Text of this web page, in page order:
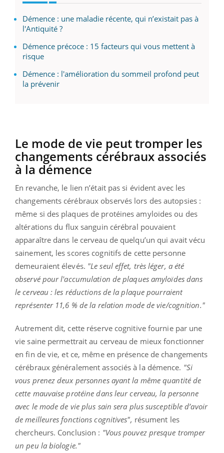
Démence : une maladie récente, qui n’existait pas à
l'Antiquité ?
Démence précoce : 15 facteurs qui vous mettent à
risque
Démence : l'amélioration du sommeil profond peut
la prévenir
Le mode de vie peut tromper les
changements cérébraux associés
à la démence
En revanche, le lien n’était pas si évident avec les
changements cérébraux observés lors des autopsies :
même si des plaques de protéines amyloïdes ou des
altérations du flux sanguin cérébral pouvaient
apparaître dans le cerveau de quelqu’un qui avait vécu
sainement, les scores cognitifs de cette personne
demeuraient élevés. "Le seul effet, très léger, a été
observé pour l'accumulation de plaques amyloïdes dans
le cerveau : les réductions de la plaque pourraient
représenter 11,6 % de la relation mode de vie/cognition."
Autrement dit, cette réserve cognitive fournie par une
vie saine permettrait au cerveau de mieux fonctionner
en fin de vie, et ce, même en présence de changements
cérébraux généralement associés à la démence. "Si
vous prenez deux personnes ayant la même quantité de
cette mauvaise protéine dans leur cerveau, la personne
avec le mode de vie plus sain sera plus susceptible d’avoir
de meilleures fonctions cognitives", résument les
chercheurs. Conclusion : "Vous pouvez presque tromper
un peu la biologie."